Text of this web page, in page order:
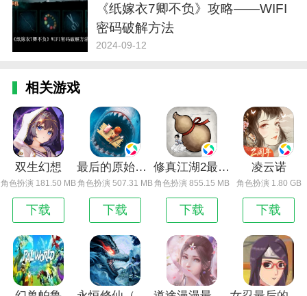
《纸嫁衣7卿不负》攻略——WIFI
密码破解方法
2024-09-12
相关游戏
双生幻想
角色扮演 181.50 MB
下载
最后的原始人最新版
角色扮演 507.31 MB
下载
修真江湖2最新版
角色扮演 855.15 MB
下载
凌云诺
角色扮演 1.80 GB
下载